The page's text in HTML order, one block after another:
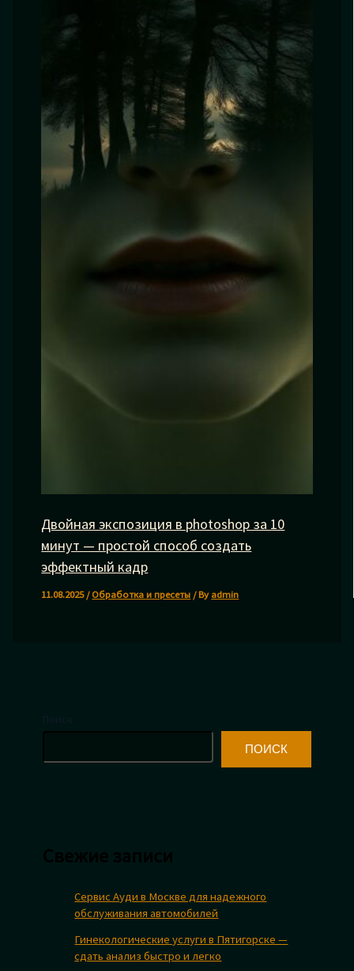
Двойная экспозиция в photoshop за 10
минут — простой способ создать
эффектный кадр
11.08.2025/Обработка и пресеты / Byadmin
ПОИСК
Сервис Ауди в Москве для надежного
обслуживания автомобилей
Гинекологические услуги в Пятигорске —
сдать анализ быстро и легко